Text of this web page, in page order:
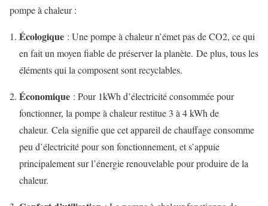
pompe à chaleur :
Écologique : Une pompe à chaleur n’émet pas de CO2, ce qui
en fait un moyen fiable de préserver la planète. De plus, tous les
éléments qui la composent sont recyclables.
Économique : Pour 1kWh d’électricité consommée pour
fonctionner, la pompe à chaleur restitue 3 à 4 kWh de
chaleur. Cela signifie que cet appareil de chauffage consomme
peu d’électricité pour son fonctionnement, et s’appuie
principalement sur l’énergie renouvelable pour produire de la
chaleur.